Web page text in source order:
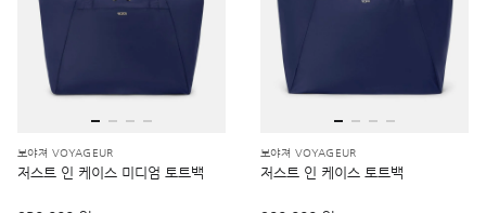
보야져 VOYAGEUR
저스트 인 케이스 미디엄 토트백
보야져 VOYAGEUR
저스트 인 케이스 토트백